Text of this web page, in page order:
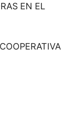
EN EL